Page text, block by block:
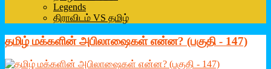
Legends
திராவிடம் VS தமிழ்
தமிழ் மக்களின் அபிலாஷைகள் என்ன? (பகுதி - 147)